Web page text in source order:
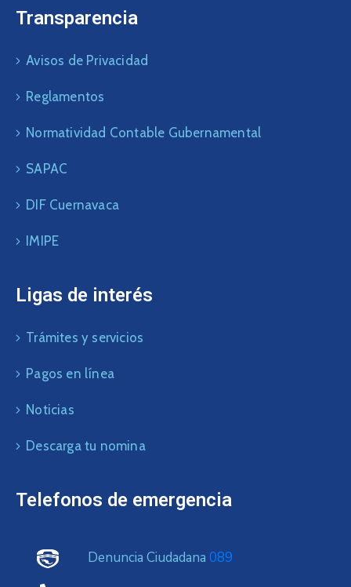
Transparencia
Avisos de Privacidad
Reglamentos
Normatividad Contable Gubernamental
SAPAC
DIF Cuernavaca
IMIPE
Ligas de interés
Trámites y servicios
Pagos en línea
Noticias
Descarga tu nomina
Telefonos de emergencia
Denuncia Ciudadana 089